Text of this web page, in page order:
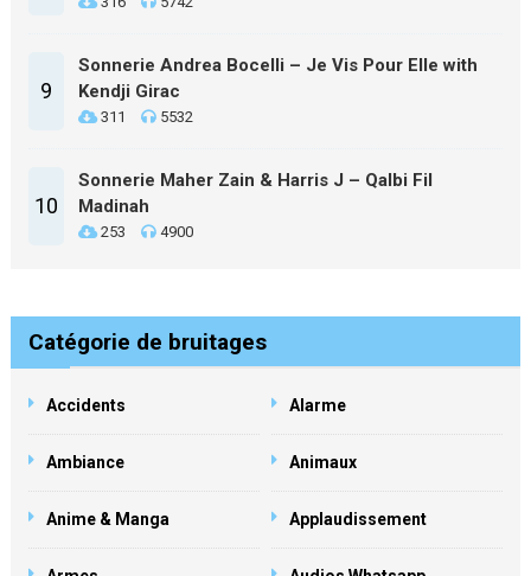
9
Sonnerie Andrea Bocelli – Je Vis Pour Elle with
Kendji Girac
311 5532
10
Sonnerie Maher Zain & Harris J – Qalbi Fil
Madinah
253 4900
Catégorie de bruitages
Accidents Alarme
Ambiance Animaux
Anime & Manga Applaudissement